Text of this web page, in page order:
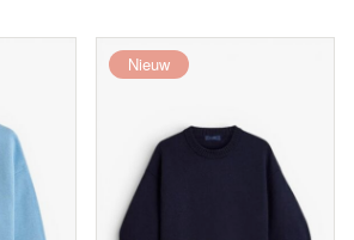
Nieuw